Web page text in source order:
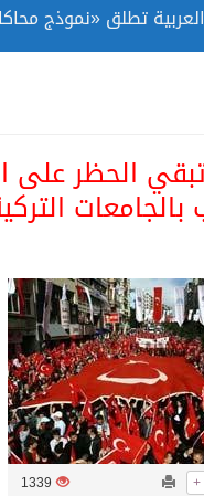
في الجييش الكويتي
الحظر على
بالجامعات
+
1339